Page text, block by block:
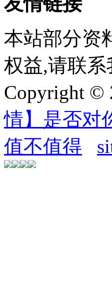
本站部分资
权益,请联
Copyright ©
情】是否对
值不值得